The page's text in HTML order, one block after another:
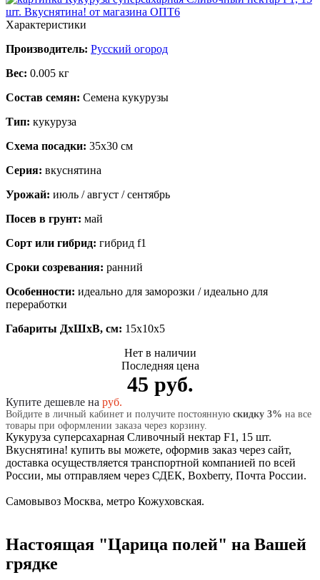
Характеристики
Производитель: Русский огород
Вес: 0.005 кг
Состав семян: Семена кукурузы
Тип: кукуруза
Схема посадки: 35х30 см
Серия: вкуснятина
Урожай: июль / август / сентябрь
Посев в грунт: май
Сорт или гибрид: гибрид f1
Сроки созревания: ранний
Особенности: идеально для заморозки / идеально для
переработки
Габариты ДхШхВ, см: 15x10x5
Нет в наличии
Последняя цена
45 руб.
Купите дешевле на руб.
Войдите в личный кабинет и получите постоянную скидку 3% на все
товары при оформлении заказа через корзину.
Кукуруза суперсахарная Сливочный нектар F1, 15 шт.
Вкуснятина! купить вы можете, оформив заказ через сайт,
доставка осуществляется транспортной компанией по всей
России, мы отправляем через СДЕК, Boxberry, Почта России.
Самовывоз Москва, метро Кожуховская.
Настоящая "Царица полей" на Вашей
грядке